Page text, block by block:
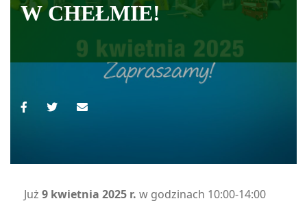
W CHEŁMIE!
Już 9 kwietnia 2025 r. w godzinach 10:00-14:00